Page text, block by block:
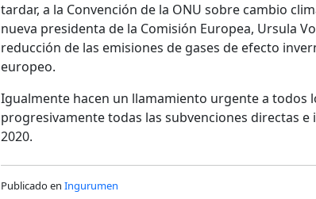
tardar, a la Convención de la ONU sobre cambio
nueva presidenta de la Comisión Europea, Ursula
reducción de las emisiones de gases de efecto
europeo.
Igualmente hacen un llamamiento urgente a todos
progresivamente todas las subvenciones directas
2020.
Publicado en Ingurumen